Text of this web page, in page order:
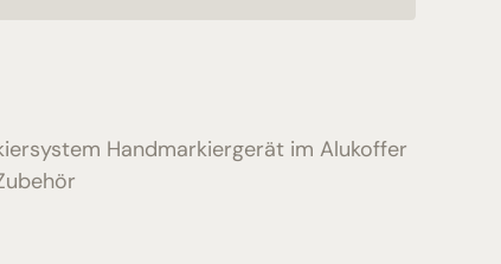
Handmarkiergerät im Alukoffer